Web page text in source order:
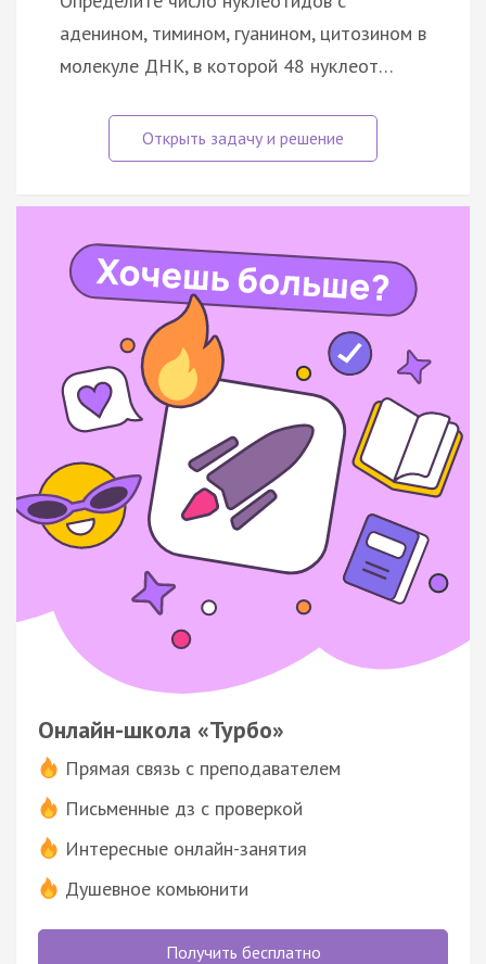
аденином, тимином, гуанином, цитозином в
молекуле ДНК, в которой 48 нуклеот…
Онлайн-школа «Турбо»
Прямая связь с преподавателем
Письменные дз с проверкой
Интересные онлайн-занятия
Душевное комьюнити
Получить бесплатно